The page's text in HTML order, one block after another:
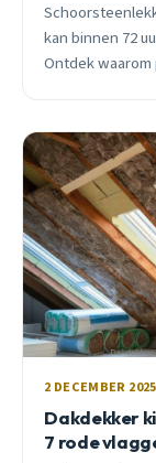
kan binnen 72
Ontdek
2 DECEMBER
Dakdekker
7 rode